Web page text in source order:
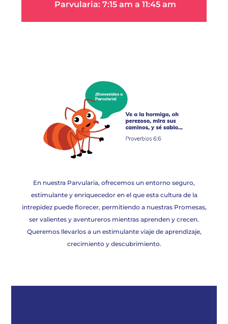
Parvularia: 7:15 am a 11:45 am
En nuestra Parvularia, ofrecemos un entorno seguro,
estimulante y enriquecedor en el que esta cultura de la
intrepidez puede florecer, permitiendo a nuestras Promesas,
ser valientes y aventureros mientras aprenden y crecen.
Queremos llevarlos a un estimulante viaje de aprendizaje,
crecimiento y descubrimiento.